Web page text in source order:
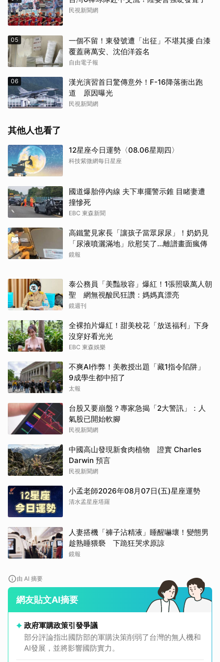
民視新聞網
05
一個不留！東發號遭「出征」不堪其擾 白漆
覆蓋蔣萬安、沈伯洋簽名
自由電子報
06
漢光演習首日驚傳意外！F-16降落衝出跑
道 原因曝光
民視新聞網
其他人也看了
12星座今日運勢〈08.06星期四〉
科技紫微網每日星座
國道爆胎停內線 夫下車擺警示錐 目睹妻遭
撞慘死
EBC 東森新聞
高鐵驚見家長「讓孩子當眾尿尿」！奶奶見
「尿液噴灑滿地」欣慰笑了…離譜畫面瘋傳
鏡報
泰公務員「美豔妝容」爆紅！1張照吸萬人朝
聖 網無視酸民狂讚：媽媽真漂亮
鏡週刊
全裸拍片爆紅！甜美校花「放送福利」下身
沒穿好看光光
EBC 東森娛樂
不爽AI作弊！美教授出題「藏1指令陷阱」
9成學生都中招了
太報
台股又要崩盤？專家急揭「2大警訊」：人
氣股已開始軟腳
民視新聞網
中國高山發現新食肉植物 證實 Charles
Darwin 預言
民視新聞網
小孟老師2026年08月07日(五)星座運勢
清水孟星座塔羅
人妻搭機「褲子沾精液」睡醒嚇壞！變態男
趁熟睡猥褻 下跪狂哭求原諒
鏡報
由 AI 摘要
網友貼文AI摘要
政府軍購政策引發爭議
部分評論指出國防部的軍購決策削弱了台灣的無人機和
AI發展，並將影響國防實力。